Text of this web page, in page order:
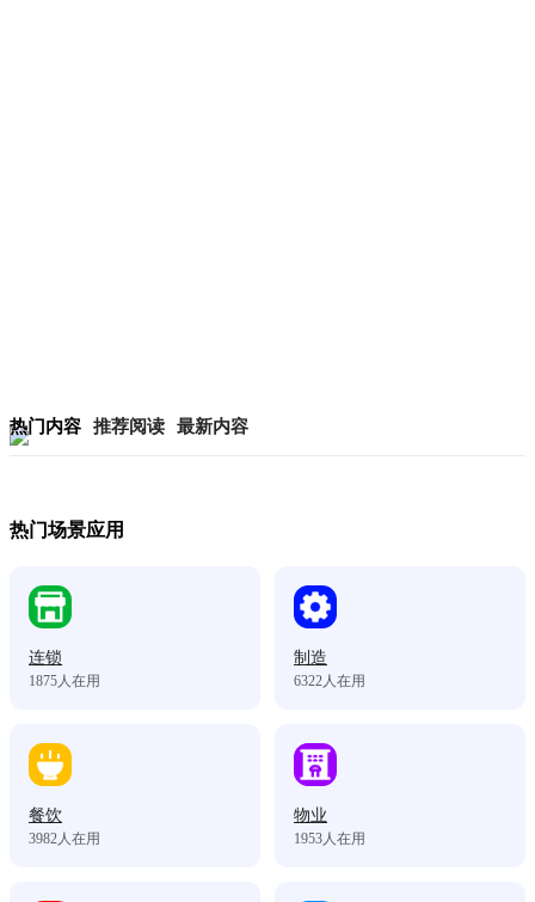
热门内容 推荐阅读 最新内容
热门场景应用
连锁
1875人在用
制造
6322人在用
餐饮
3982人在用
物业
1953人在用